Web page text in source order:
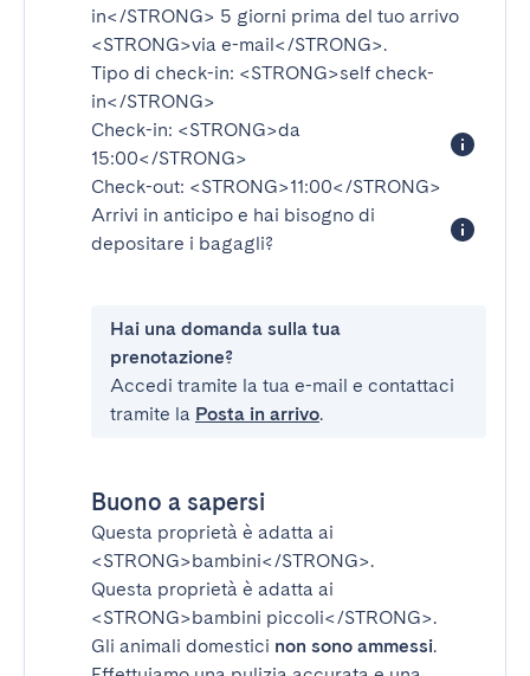
in</STRONG> 5 giorni prima del tuo arrivo
<STRONG>via e-mail</STRONG>.
Tipo di check-in: <STRONG>self check-
in</STRONG>
Check-in: <STRONG>da
15:00</STRONG>
Check-out: <STRONG>11:00</STRONG>
Arrivi in anticipo e hai bisogno di
depositare i bagagli?
Hai una domanda sulla tua
prenotazione?
Accedi tramite la tua e-mail e contattaci
tramite la Posta in arrivo.
Buono a sapersi
Questa proprietà è adatta ai
<STRONG>bambini</STRONG>.
Questa proprietà è adatta ai
<STRONG>bambini piccoli</STRONG>.
Gli animali domestici non sono ammessi.